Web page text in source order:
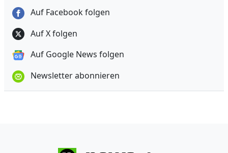
Auf Facebook folgen
Auf X folgen
Auf Google News folgen
Newsletter abonnieren